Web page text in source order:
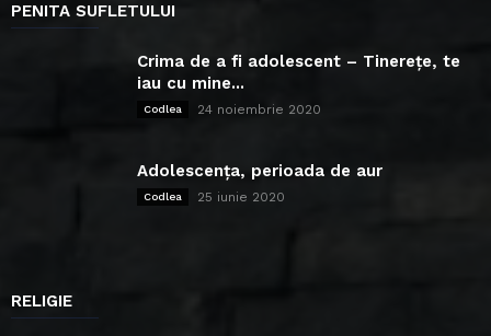
PENITA SUFLETULUI
Crima de a fi adolescent – Tinerețe, te
iau cu mine...
Codlea 24 noiembrie 2020
Adolescența, perioada de aur
Codlea 25 iunie 2020
RELIGIE